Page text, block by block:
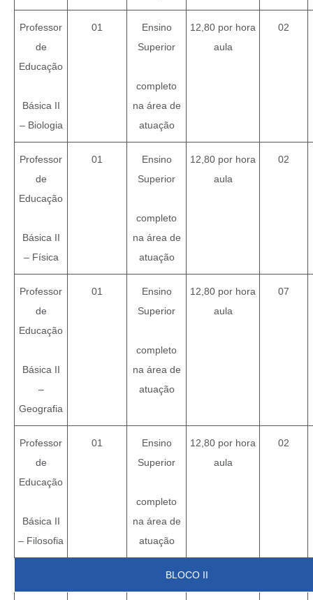
Professor
de
Educação
Básica II
– Biologia
01
Ensino
Superior
completo
na área de
atuação
12,80 por hora
aula
02
Professor
de
Educação
Básica II
– Física
01
Ensino
Superior
completo
na área de
atuação
12,80 por hora
aula
02
Professor
de
Educação
Básica II
–
Geografia
01
Ensino
Superior
completo
na área de
atuação
12,80 por hora
aula
07
Professor
de
Educação
Básica II
– Filosofia
01
Ensino
Superior
completo
na área de
atuação
12,80 por hora
aula
02
BLOCO II